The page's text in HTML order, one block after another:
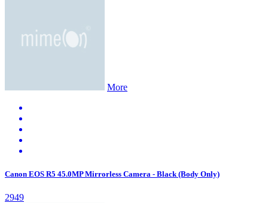
More
Canon EOS R5 45.0MP Mirrorless Camera - Black (Body Only)
2949